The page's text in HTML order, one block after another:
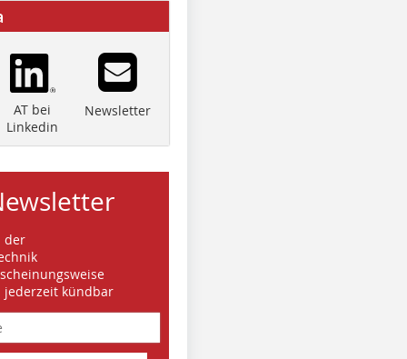
AT bei
Linkedin
Newsletter
der
jederzeit kündbar